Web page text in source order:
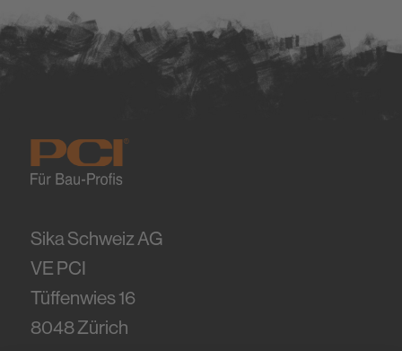
Sika Schweiz AG
VE PCI
Tüffenwies 16
8048Zürich